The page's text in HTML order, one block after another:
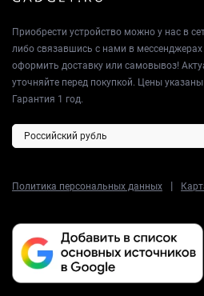
Приобрести устройство можно у нас в
либо связавшись с нами в мессенджерах
оформить доставку или самовывоз!
уточняйте перед покупкой. Цены
Гарантия 1 год.
Политика персональных данных |